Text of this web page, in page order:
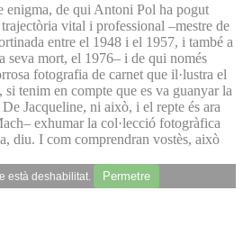
enigma, de qui Antoni Pol ha pogut
vital i professional –mestre de
entre el 1948 i el 1957, i també a
seva mort, el 1976– i de qui només
fotografia de carnet que il·lustra el
tenim en compte que es va guanyar la
Jacqueline, ni això, i el repte és ara
exhumar la col·lecció fotogràfica
diu. I com comprendran vostès, això
està deshabilitat. Permetre